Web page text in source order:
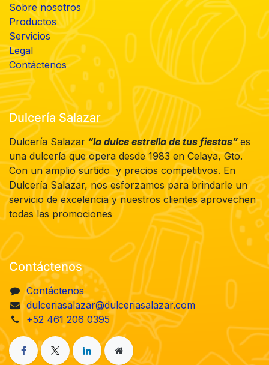
Sobre nosotros
Productos
Servicios
Legal
Contáctenos
Dulcería Salazar
Dulcería Salazar “la dulce estrella de tus fiestas”es
una dulcería que opera desde 1983 en Celaya, Gto.
Con un amplio surtido y precios competitivos. En
Dulcería Salazar, nos esforzamos para brindarle un
servicio de excelencia y nuestros clientes aprovechen
todas las promociones
Contáctenos
Contáctenos
dulceriasalazar@dulceriasalazar.com
+52 461 206 0395